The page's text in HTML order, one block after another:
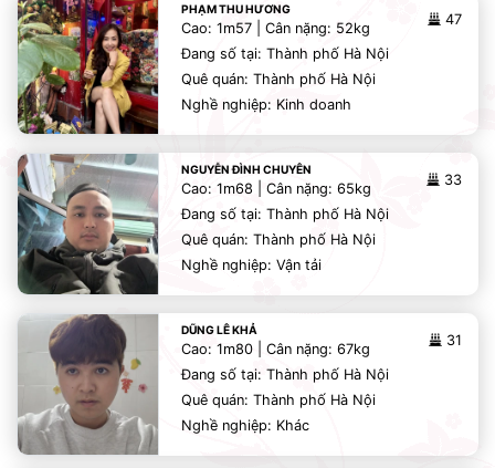
PHẠM THU HƯƠNG
47
Cao: 1m57 | Cân nặng: 52kg
Đang số tại: Thành phố Hà Nội
Quê quán: Thành phố Hà Nội
Nghề nghiệp: Kinh doanh
NGUYỄN ĐÌNH CHUYÊN
33
Cao: 1m68 | Cân nặng: 65kg
Đang số tại: Thành phố Hà Nội
Quê quán: Thành phố Hà Nội
Nghề nghiệp: Vận tải
DŨNG LÊ KHẢ
31
Cao: 1m80 | Cân nặng: 67kg
Đang số tại: Thành phố Hà Nội
Quê quán: Thành phố Hà Nội
Nghề nghiệp: Khác